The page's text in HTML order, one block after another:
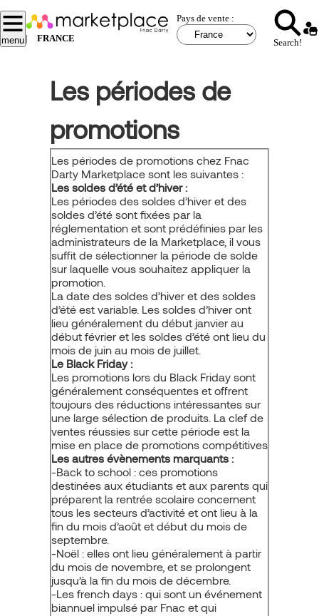
Aller
au
contenu
principal
menu | FRANCE
Pays de vente :
Search!
Les périodes de
promotions
Les périodes de promotions chez Fnac
Darty Marketplace sont les suivantes :
Les soldes d’été et d’hiver :
Les périodes des soldes d’hiver et des
soldes d’été sont fixées par la
réglementation et sont prédéfinies par les
administrateurs de la Marketplace, il vous
suffit de sélectionner la période de solde
sur laquelle vous souhaitez appliquer la
promotion.
La date des soldes d’hiver et des soldes
d’été est variable. Les soldes d’hiver ont
lieu généralement du début janvier au
début février et les soldes d’été ont lieu du
mois de juin au mois de juillet.
Le Black Friday :
Les promotions lors du Black Friday sont
généralement conséquentes et offrent
toujours des réductions intéressantes sur
une large sélection de produits. La clef de
ventes réussies sur cette période est la
mise en place de promotions compétitives
Les autres évènements marquants :
-Back to school : ces promotions
destinées aux étudiants et aux parents qui
préparent la rentrée scolaire concernent
tous les secteurs d’activité et ont lieu à la
fin du mois d’août et début du mois de
septembre.
-Noël : elles ont lieu généralement à partir
du mois de novembre, et se prolongent
jusqu’à la fin du mois de décembre.
-Les french days : qui sont un événement
biannuel impulsé par Fnac et qui